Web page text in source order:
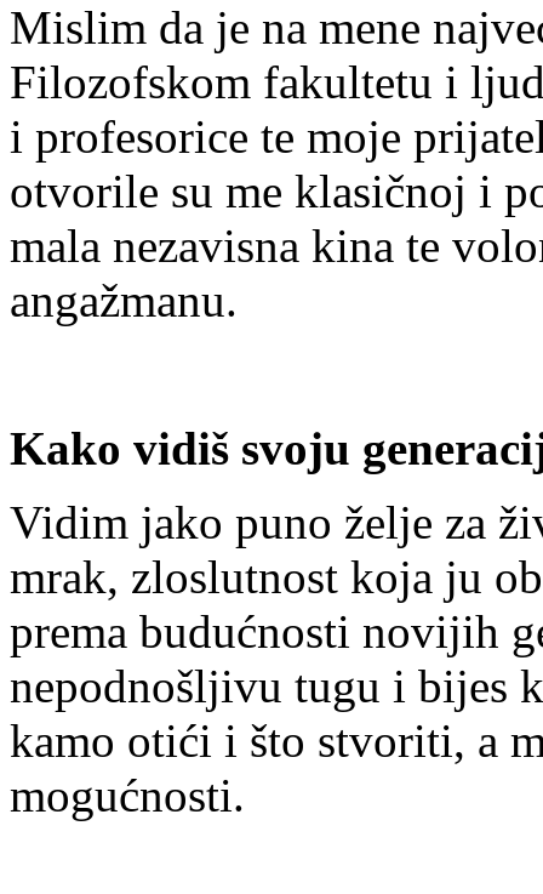
Mislim da je na mene
Filozofskom fakultetu i
i profesorice te moje
otvorile su me klasičnoj i
mala nezavisna kina te
angažmanu.
Kako vidiš svoju
Vidim jako puno želje za
mrak, zloslutnost koja ju
prema budućnosti novijih
nepodnošljivu tugu i bijes
kamo otići i što stvoriti, a
mogućnosti.